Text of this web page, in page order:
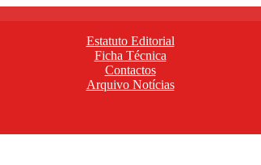
Estatuto Editorial
Ficha Técnica
Contactos
Arquivo Notícias